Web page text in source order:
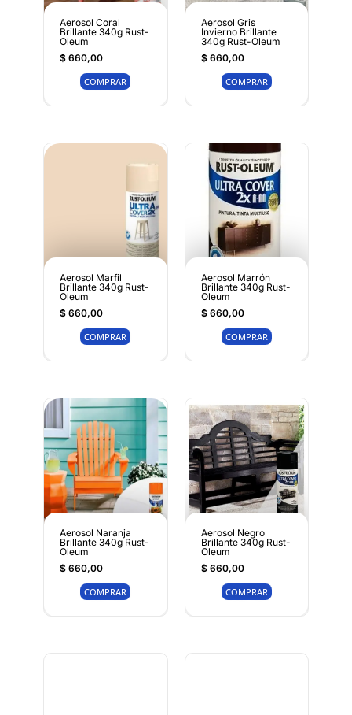
Aerosol Coral
Brillante 340g Rust-
Oleum
$660,00
COMPRAR
Aerosol Gris
Invierno Brillante
340g Rust-Oleum
$660,00
COMPRAR
Aerosol Marfil
Brillante 340g Rust-
Oleum
$660,00
COMPRAR
Aerosol Marrón
Brillante 340g Rust-
Oleum
$660,00
COMPRAR
Aerosol Naranja
Brillante 340g Rust-
Oleum
$660,00
COMPRAR
Aerosol Negro
Brillante 340g Rust-
Oleum
$660,00
COMPRAR